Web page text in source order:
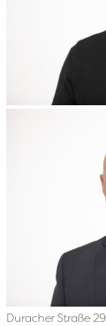
Duracher Straße 29